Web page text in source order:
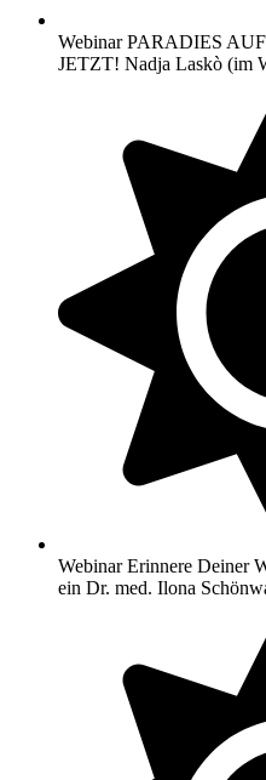
Webinar PARADIES
JETZT! Nadja Laskò (im
Webinar Erinnere Deiner
ein Dr. med. Ilona